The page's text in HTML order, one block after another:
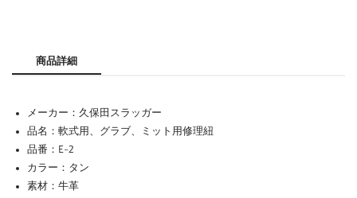
商品詳細
メーカー：久保田スラッガー
品名：軟式用、グラブ、ミット用修理紐
品番：E-2
カラー：タン
素材：牛革